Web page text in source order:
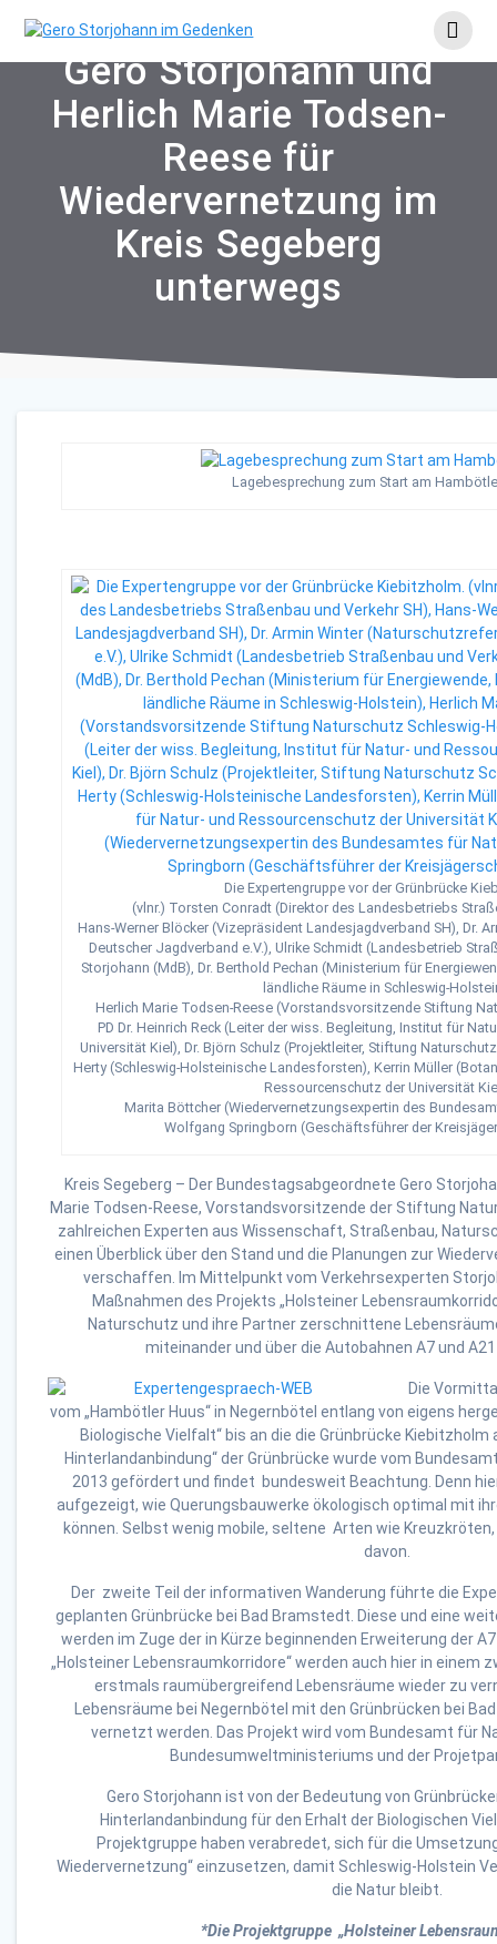
to
Gero Storjohann und
Herlich Marie Todsen-
Reese für
Wiedervernetzung im
Kreis Segeberg
unterwegs
Lagebesprechung zum Start am
Die Expertengruppe vor der Grünbrücke
(vlnr.) Torsten Conradt (Direktor des Landesbetriebs
Hans-Werner Blöcker (Vizepräsident Landesjagdverband SH), Dr.
Deutscher Jagdverband e.V.), Ulrike Schmidt (Landesbetrieb
Storjohann (MdB), Dr. Berthold Pechan (Ministerium für
ländliche Räume in Schleswig-
Herlich Marie Todsen-Reese (Vorstandsvorsitzende Stiftung
PD Dr. Heinrich Reck (Leiter der wiss. Begleitung, Institut für
Universität Kiel), Dr. Björn Schulz (Projektleiter, Stiftung
Herty (Schleswig-Holsteinische Landesforsten), Kerrin Müller
Ressourcenschutz der Universität
Marita Böttcher (Wiedervernetzungsexpertin des
Wolfgang Springborn (Geschäftsführer der
Kreis Segeberg – Der Bundestagsabgeordnete Gero
Marie Todsen-Reese, Vorstandsvorsitzende der Stiftung
zahlreichen Experten aus Wissenschaft, Straßenbau,
einen Überblick über den Stand und die Planungen zur
verschaffen. Im Mittelpunkt vom Verkehrsexperten
Maßnahmen des Projekts „Holsteiner
Naturschutz und ihre Partner zerschnittene
miteinander und über die Autobahnen A7 und
Die
vom „Hambötler Huus“ in Negernbötel entlang von eigens
Biologische Vielfalt“ bis an die die Grünbrücke Kiebitzholm
Hinterlandanbindung“ der Grünbrücke wurde vom
2013 gefördert und findet bundesweit Beachtung. Denn
aufgezeigt, wie Querungsbauwerke ökologisch optimal mit
können. Selbst wenig mobile, seltene Arten wie
davon.
Der zweite Teil der informativen Wanderung führte die
geplanten Grünbrücke bei Bad Bramstedt. Diese und eine
werden im Zuge der in Kürze beginnenden Erweiterung der
„Holsteiner Lebensraumkorridore“ werden auch hier in einem
erstmals raumübergreifend Lebensräume wieder zu
Lebensräume bei Negernbötel mit den Grünbrücken bei
vernetzt werden. Das Projekt wird vom Bundesamt für
Bundesumweltministeriums und der
Gero Storjohann ist von der Bedeutung von
Hinterlandanbindung für den Erhalt der Biologischen
Projektgruppe haben verabredet, sich für die
Wiedervernetzung“ einzusetzen, damit Schleswig-Holstein
die Natur bleibt.
*Die Projektgruppe „Holsteiner